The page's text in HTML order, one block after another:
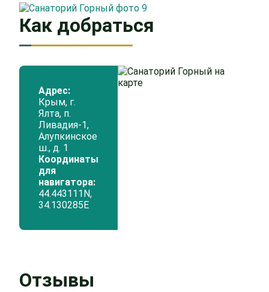
Как добраться
Адрес:
Крым, г.
Ялта, п.
Ливадия-1,
Алупкинское
ш., д. 1
Координаты
для
навигатора:
44.443111N,
34.130285Е
Отзывы